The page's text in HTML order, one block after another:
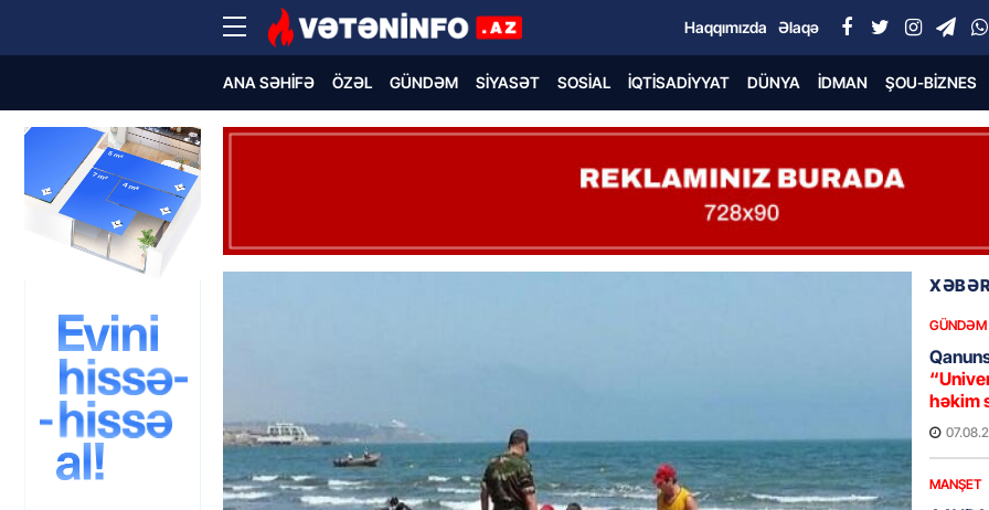
Haqqımızda Əlaqə
ANA SƏHIFƏ ÖZƏL GÜNDƏM SIYASƏT SOSIAL İQTISADIYYAT DÜNYA İDMAN ŞOU-BIZNES
GÜNDƏM
həkim
MANŞET